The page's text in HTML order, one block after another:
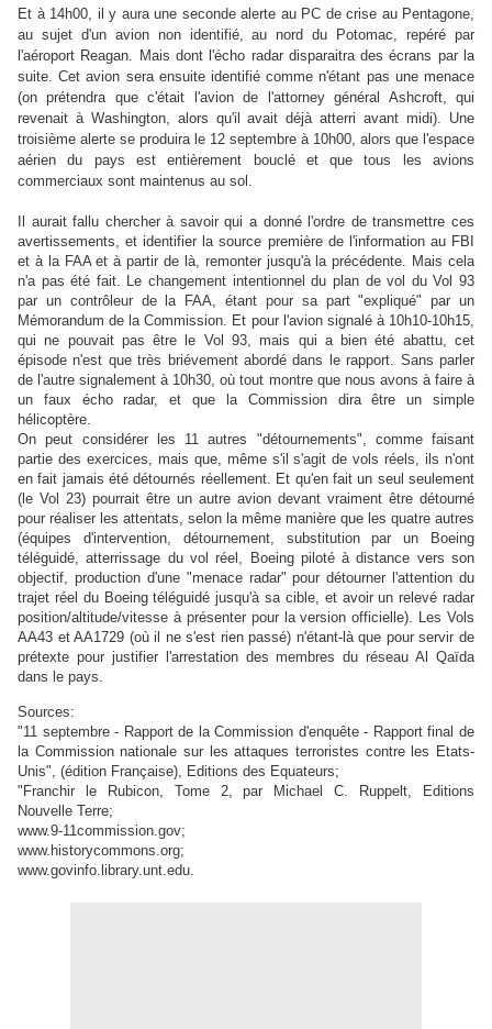
Et à 14h00, il y aura une seconde alerte au PC de crise au Pentagone,
au sujet d'un avion non identifié, au nord du Potomac, repéré par
l'aéroport Reagan. Mais dont l'écho radar disparaitra des écrans par la
suite. Cet avion sera ensuite identifié comme n'étant pas une menace
(on prétendra que c'était l'avion de l'attorney général Ashcroft, qui
revenait à Washington, alors qu'il avait déjà atterri avant midi). Une
troisième alerte se produira le 12 septembre à 10h00, alors que l'espace
aérien du pays est entièrement bouclé et que tous les avions
commerciaux sont maintenus au sol.
Il aurait fallu chercher à savoir qui a donné l'ordre de transmettre ces
avertissements, et identifier la source première de l'information au FBI
et à la FAA et à partir de là, remonter jusqu'à la précédente. Mais cela
n'a pas été fait. Le changement intentionnel du plan de vol du Vol 93
par un contrôleur de la FAA, étant pour sa part "expliqué" par un
Mémorandum de la Commission. Et pour l'avion signalé à 10h10-10h15,
qui ne pouvait pas être le Vol 93, mais qui a bien été abattu, cet
épisode n'est que très briévement abordé dans le rapport. Sans parler
de l'autre signalement à 10h30, où tout montre que nous avons à faire à
un faux écho radar, et que la Commission dira être un simple
hélicoptère.
On peut considérer les 11 autres "détournements", comme faisant
partie des exercices, mais que, même s'il s'agit de vols réels, ils n'ont
en fait jamais été détournés réellement. Et qu'en fait un seul seulement
(le Vol 23) pourrait être un autre avion devant vraiment être détourné
pour réaliser les attentats, selon la même manière que les quatre autres
(équipes d'intervention, détournement, substitution par un Boeing
téléguidé, atterrissage du vol réel, Boeing piloté à distance vers son
objectif, production d'une "menace radar" pour détourner l'attention du
trajet réel du Boeing téléguidé jusqu'à sa cible, et avoir un relevé radar
position/altitude/vitesse à présenter pour la version officielle). Les Vols
AA43 et AA1729 (où il ne s'est rien passé) n'étant-là que pour servir de
prétexte pour justifier l'arrestation des membres du réseau Al Qaïda
dans le pays.
Sources:
"11 septembre - Rapport de la Commission d'enquête - Rapport final de
la Commission nationale sur les attaques terroristes contre les Etats-
Unis", (édition Française), Editions des Equateurs;
"Franchir le Rubicon, Tome 2, par Michael C. Ruppelt, Editions
Nouvelle Terre;
www.9-11commission.gov;
www.historycommons.org;
www.govinfo.library.unt.edu.